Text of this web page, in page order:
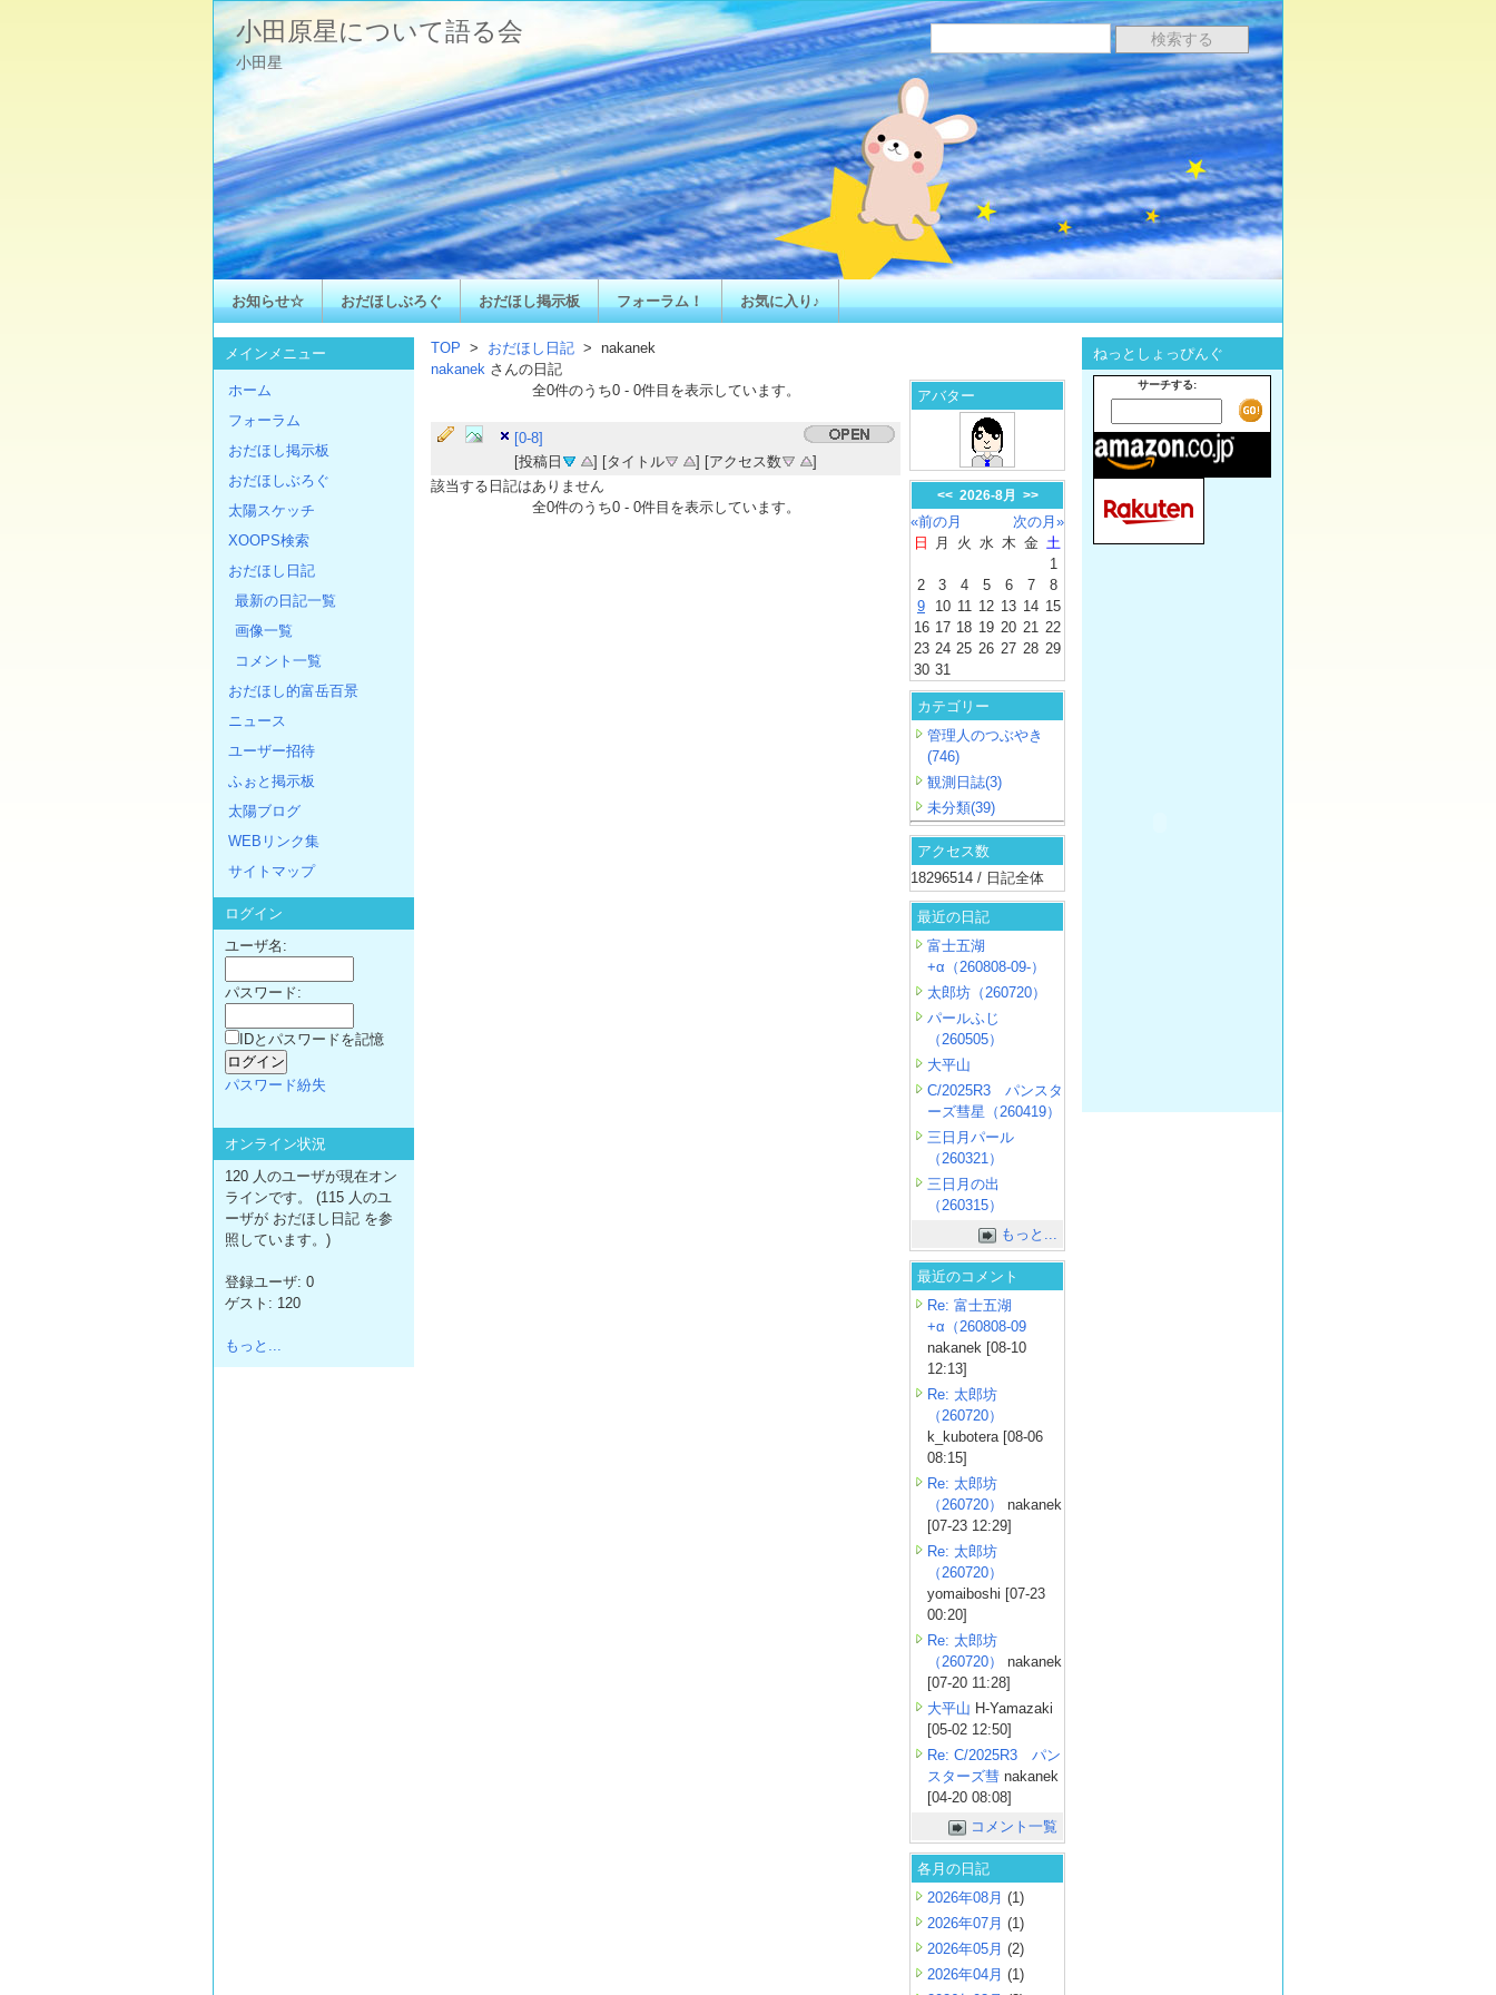
小田原星について語る会
小田星
お知らせ☆ おだほしぶろぐ おだほし掲示板 フォーラム！ お気に入り♪
TOP > おだほし日記 > nakanek
nakanek さんの日記
全0件のうち0- 0件目を表示しています。
[0-8]
[投稿日
] [タイトル ] [アクセス数
]
該当する日記はありません
全0件のうち0- 0件目を表示しています。
アバター
<< 2026-8月 >>
«前の月
次の月»
日
月 火 水 木 金 土
1
2
3 4 5 6 7
8
9
10 11 12 13 14 15
16 17 18 19 20 21 22
23 24 25 26 27 28 29
30 31
カテゴリー
管理人のつぶやき
(746)
観測日誌(3)
未分類(39)
アクセス数
18296514 / 日記全体
最近の日記
富士五湖
+α（260808-09-）
太郎坊（260720）
パールふじ
（260505）
大平山
C/2025R3 パンスタ
ーズ彗星（260419）
三日月パール
（260321）
三日月の出
（260315）
もっと...
最近のコメント
Re: 富士五湖
+α（260808-09
nakanek [08-10
12:13]
Re: 太郎坊
（260720）
k_kubotera [08-06
08:15]
Re: 太郎坊
（260720）
nakanek
[07-23 12:29]
Re: 太郎坊
（260720）
yomaiboshi [07-23
00:20]
Re: 太郎坊
（260720）
nakanek
[07-20 11:28]
大平山 H-Yamazaki
[05-02 12:50]
Re: C/2025R3 パン
スターズ彗 nakanek
[04-20 08:08]
コメント一覧
各月の日記
2026年08月 (1)
2026年07月 (1)
2026年05月 (2)
2026年04月 (1)
メインメニュー
ホーム
フォーラム
おだほし掲示板
おだほしぶろぐ
太陽スケッチ
XOOPS検索
おだほし日記
最新の日記一覧
画像一覧
コメント一覧
おだほし的富岳百景
ニュース
ユーザー招待
ふぉと掲示板
太陽ブログ
WEBリンク集
サイトマップ
ログイン
ユーザ名:
パスワード:
IDとパスワードを記憶
パスワード紛失
オンライン状況
120 人のユーザが現在オン
ラインです。 (115 人のユ
ーザが おだほし日記 を参
照しています。)
登録ユーザ: 0
ゲスト: 120
もっと...
ねっとしょっぴんぐ
サーチする: